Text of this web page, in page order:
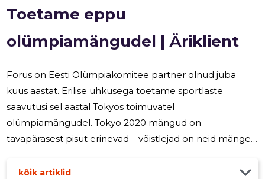
Toetame eppu
olümpiamängudel | Äriklient
Forus on Eesti Olümpiakomitee partner olnud juba
kuus aastat. Erilise uhkusega toetame sportlaste
saavutusi sel aastal Tokyos toimuvatel
olümpiamängudel. Tokyo 2020 mängud on
tavapärasest pisut erinevad – võistlejad on neid mänge
sportlaste sooritusi vaid telepildi vahendusel, sest
kõik artiklid